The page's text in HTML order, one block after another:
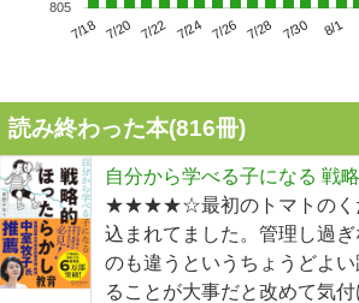
7/18 7/20 7/22 7/24 7/26 7/28 7/30 8/1
805
読み終わった本(816冊)
自分から学べる子になる 戦
★★★★☆最初のトマトのく
込まれてました。管理し過
のも違うというちょうどよ
ることが大事だと改めて気付